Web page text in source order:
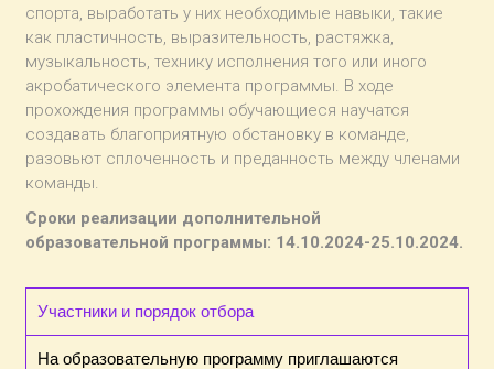
спорта, выработать у них необходимые навыки, такие
как пластичность, выразительность, растяжка,
музыкальность, технику исполнения того или иного
акробатического элемента программы. В ходе
прохождения программы обучающиеся научатся
создавать благоприятную обстановку в команде,
разовьют сплоченность и преданность между членами
команды.
Сроки реализации дополнительной
образовательной программы: 14.10.2024-25.10.2024.
Участники и порядок отбора
На образовательную программу приглашаются